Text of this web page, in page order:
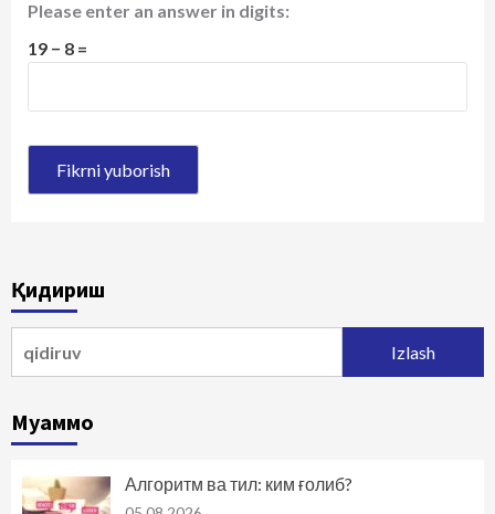
Please enter an answer in digits:
19 − 8 =
Қидириш
Муаммо
Алгоритм ва тил: ким ғолиб?